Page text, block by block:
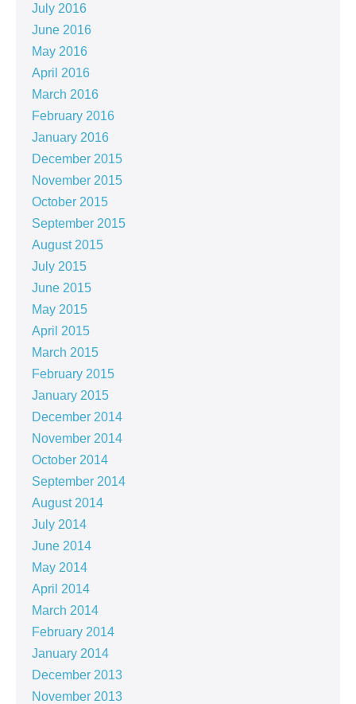
July 2016
June 2016
May 2016
April 2016
March 2016
February 2016
January 2016
December 2015
November 2015
October 2015
September 2015
August 2015
July 2015
June 2015
May 2015
April 2015
March 2015
February 2015
January 2015
December 2014
November 2014
October 2014
September 2014
August 2014
July 2014
June 2014
May 2014
April 2014
March 2014
February 2014
January 2014
December 2013
November 2013